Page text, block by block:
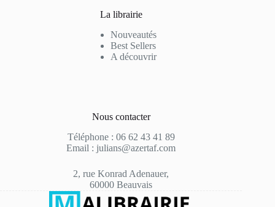
La librairie
Nouveautés
Best Sellers
A découvrir
Nous contacter
Téléphone : 06 62 43 41 89
Email : julians@azertaf.com
2, rue Konrad Adenauer,
60000 Beauvais